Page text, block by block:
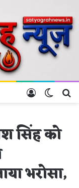
Switch
Log In
सिंह को
भरोसा,